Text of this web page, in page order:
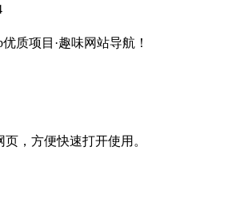
质项目·趣味网站导航！
页，方便快速打开使用。